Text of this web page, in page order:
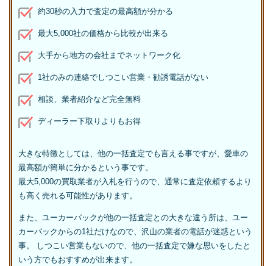
約30秒の入力で査定の最高額が分かる
最大5,000社の価格から比較が出来る
大手から地方の会社までネットワーク化
1社のみの連絡でしつこい営業・勧誘電話がない
相談、業者紹介など完全無料
ディーラー下取りよりもお得
大きな特徴としては、他の一括査定でも言える事ですが、愛車の
最高額が簡単に分かるという事です。
最大5,000の買取業者が入札を行うので、通常に査定依頼するより
も高く売れる可能性があります。
また、ユーカーパックが他の一括査定との大きな違う所は、ユー
カーパックからの1社だけなので、沢山の業者の電話が迷惑という
事。 しつこい営業もないので、他の一括査定で嫌な思いをしたと
いう方でもおすすめが出来ます。